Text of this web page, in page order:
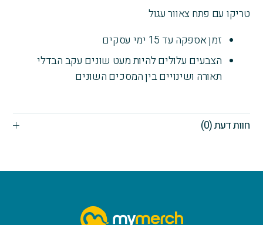
טריקו עם פתח צאוור עגול
זמן אספקה עד 15 ימי עסקים
הצבעים עלולים להיות מעט שונים עקב הבדלי
תאורה ושינויים בין המסכים השונים
חוות דעת (0)